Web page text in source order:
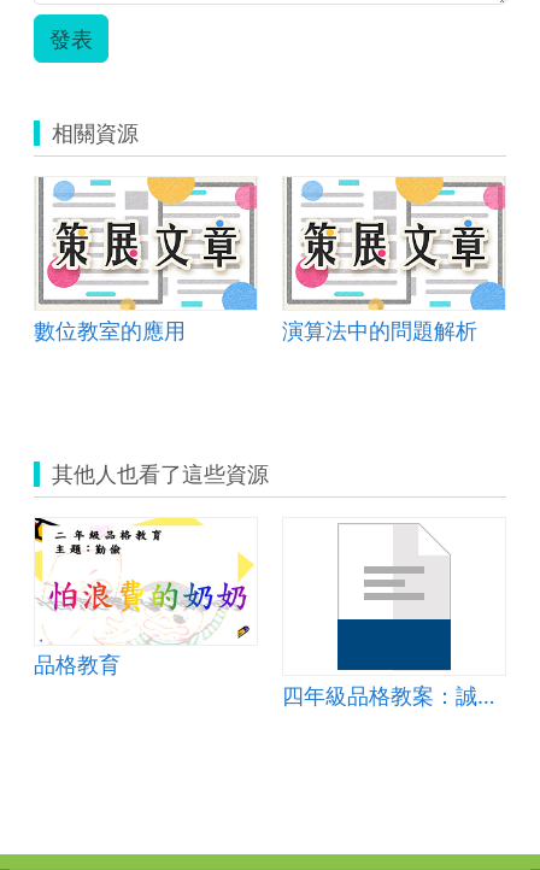
發表
相關資源
數位教室的應用 演算法中的問題解析
其他人也看了這些資源
品格教育
四年級品格教案：誠實、信用.doc